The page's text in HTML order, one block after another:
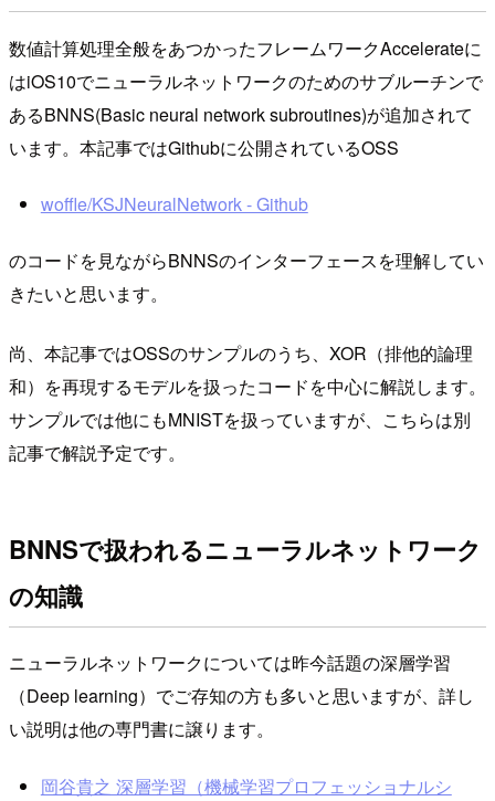
数値計算処理全般をあつかったフレームワークAccelerateに
はiOS10でニューラルネットワークのためのサブルーチンで
あるBNNS(Basic neural network subroutines)が追加されて
います。本記事ではGithubに公開されているOSS
woffle/KSJNeuralNetwork - Github
のコードを見ながらBNNSのインターフェースを理解してい
きたいと思います。
尚、本記事ではOSSのサンプルのうち、XOR（排他的論理
和）を再現するモデルを扱ったコードを中心に解説します。
サンプルでは他にもMNISTを扱っていますが、こちらは別
記事で解説予定です。
BNNSで扱われるニューラルネットワーク
の知識
ニューラルネットワークについては昨今話題の深層学習
（Deep learning）でご存知の方も多いと思いますが、詳し
い説明は他の専門書に譲ります。
岡谷貴之 深層学習（機械学習プロフェッショナルシ